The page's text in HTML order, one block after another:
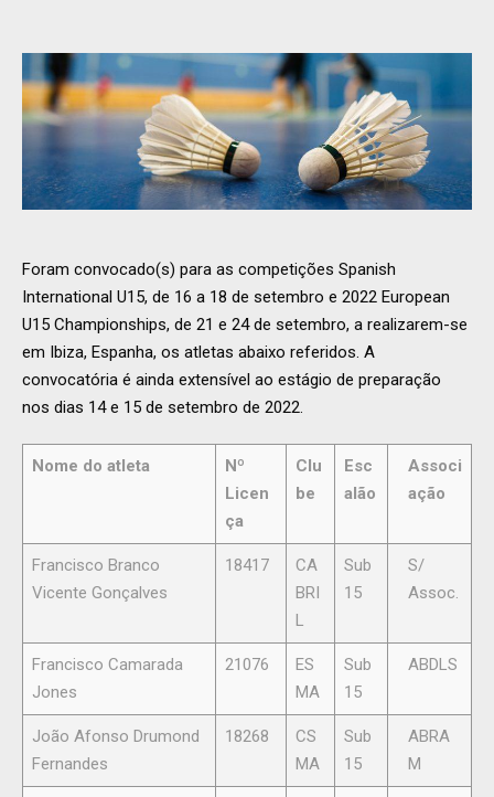
Foram convocado(s) para as competições Spanish
International U15, de 16 a 18 de setembro e 2022 European
U15 Championships, de 21 e 24 de setembro, a realizarem-se
em Ibiza, Espanha, os atletas abaixo referidos. A
convocatória é ainda extensível ao estágio de preparação
nos dias 14 e 15 de setembro de 2022.
Nome do atleta
Nº
Licen
ça
Clu
be
Esc
alão
Associ
ação
Francisco Branco
Vicente Gonçalves
18417
CA
BRI
L
Sub
15
S/
Assoc.
Francisco Camarada
Jones
21076
ES
MA
Sub
15
ABDLS
João Afonso Drumond
Fernandes
18268
CS
MA
Sub
15
ABRA
M